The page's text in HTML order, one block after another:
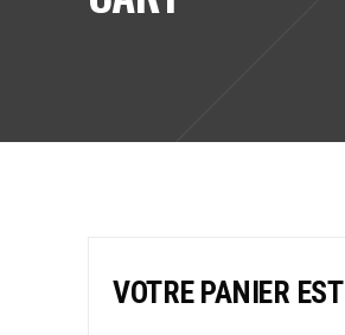
VOTRE PANIER EST